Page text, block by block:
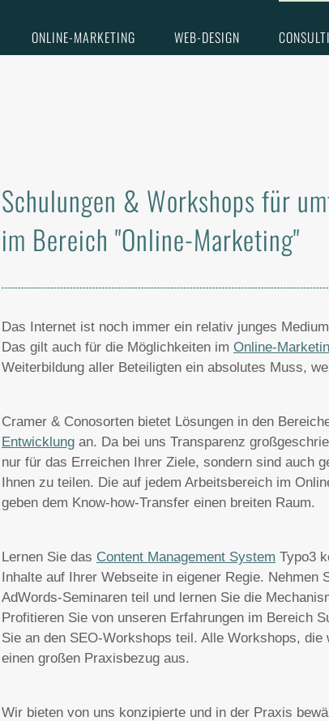
ONLINE-MARKETING WEB-DESIGN
Schulungen & Workshops für
im Bereich "Online-Marketing"
Das Internet ist noch immer ein relativ junges
Das gilt auch für die Möglichkeiten im Online-
Weiterbildung aller Beteiligten ein absolutes Muss,
Cramer & Conosorten bietet Lösungen in den
Entwicklung an. Da bei uns Transparenz
nur für das Erreichen Ihrer Ziele, sondern sind auch
Ihnen zu teilen. Die auf jedem Arbeitsbereich im
geben dem Know-how-Transfer einen breiten Raum.
Lernen Sie das Content Management System Typo3
Inhalte auf Ihrer Webseite in eigener Regie. Nehmen
AdWords-Seminaren teil und lernen Sie die
Profitieren Sie von unseren Erfahrungen im Bereich
Sie an den SEO-Workshops teil. Alle Workshops,
einen großen Praxisbezug aus.
Wir bieten von uns konzipierte und in der Praxis